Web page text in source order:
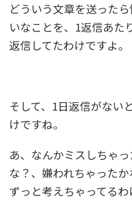
どういう文章を送った
いなことを、1返信あた
返信してたわけですよ。
そして、1日返信がない
けですね。
あ、なんかミスしちゃ
な？、嫌われちゃったか
ずっと考えちゃってるわ